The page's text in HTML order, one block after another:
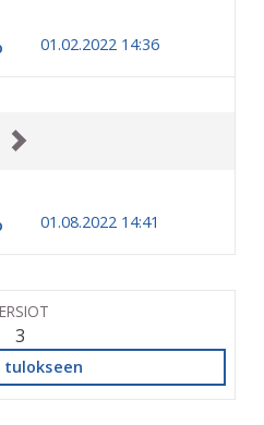
01.02.2022 14:36
01.08.2022 14:41
3
tulokseen